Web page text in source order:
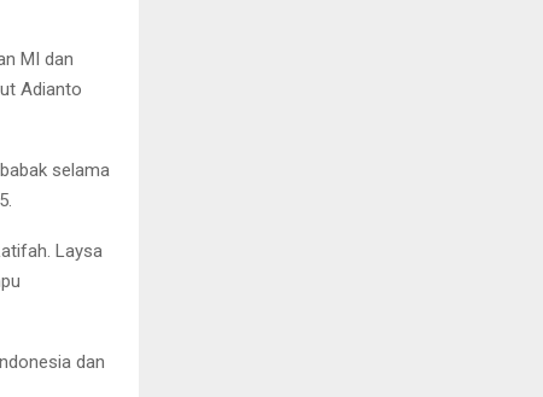
MI dan
Adianto
selama
Laysa
dan